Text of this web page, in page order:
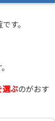
す。
選ぶのがおす